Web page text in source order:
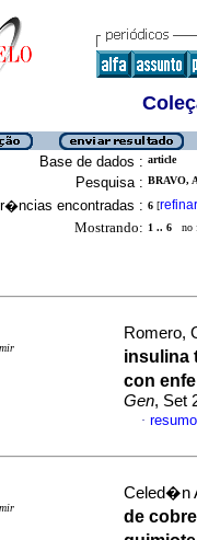
Base de dados : article
Pesquisa : BRAVO,
encontradas : 6 [refinar
Mostrando: 1 .. 6 no
Romero,
insulina
con
Gen, Set
·
Celed�n
de